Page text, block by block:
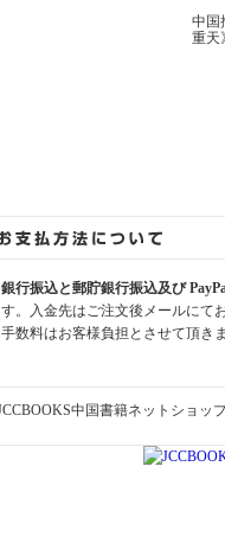
中国
重天
銀行振込と郵貯銀行振込及び
す。入金先はご注文後メールにて
手数料はお客様負担とさせて頂き